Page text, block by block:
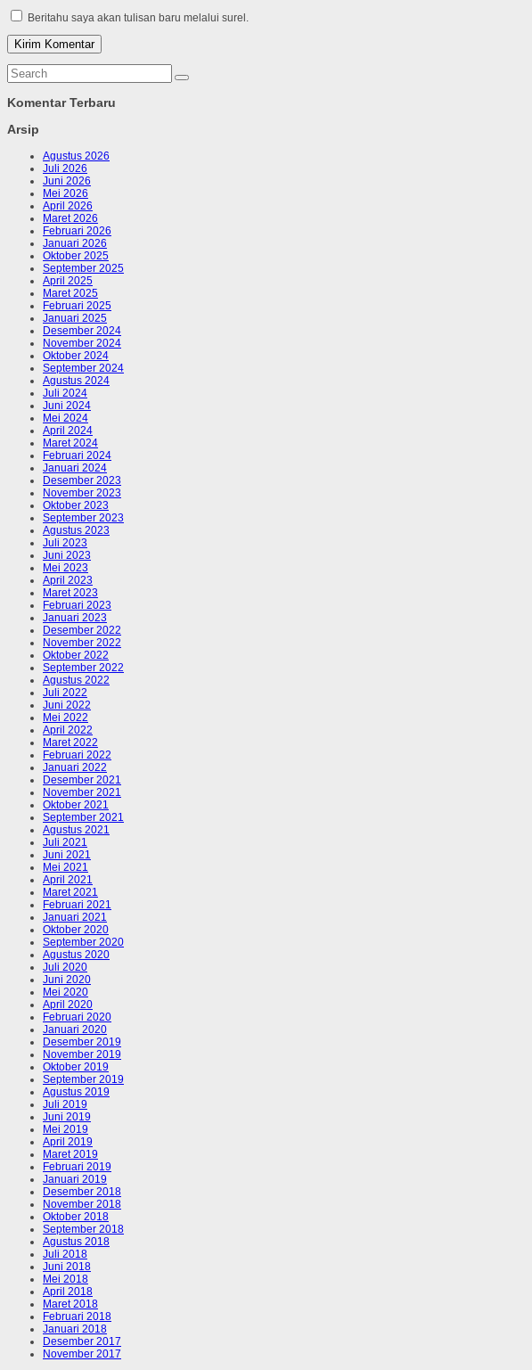
Beritahu saya akan tulisan baru melalui surel.
Komentar Terbaru
Arsip
Agustus 2026
Juli 2026
Juni 2026
Mei 2026
April 2026
Maret 2026
Februari 2026
Januari 2026
Oktober 2025
September 2025
April 2025
Maret 2025
Februari 2025
Januari 2025
Desember 2024
November 2024
Oktober 2024
September 2024
Agustus 2024
Juli 2024
Juni 2024
Mei 2024
April 2024
Maret 2024
Februari 2024
Januari 2024
Desember 2023
November 2023
Oktober 2023
September 2023
Agustus 2023
Juli 2023
Juni 2023
Mei 2023
April 2023
Maret 2023
Februari 2023
Januari 2023
Desember 2022
November 2022
Oktober 2022
September 2022
Agustus 2022
Juli 2022
Juni 2022
Mei 2022
April 2022
Maret 2022
Februari 2022
Januari 2022
Desember 2021
November 2021
Oktober 2021
September 2021
Agustus 2021
Juli 2021
Juni 2021
Mei 2021
April 2021
Maret 2021
Februari 2021
Januari 2021
Oktober 2020
September 2020
Agustus 2020
Juli 2020
Juni 2020
Mei 2020
April 2020
Februari 2020
Januari 2020
Desember 2019
November 2019
Oktober 2019
September 2019
Agustus 2019
Juli 2019
Juni 2019
Mei 2019
April 2019
Maret 2019
Februari 2019
Januari 2019
Desember 2018
November 2018
Oktober 2018
September 2018
Agustus 2018
Juli 2018
Juni 2018
Mei 2018
April 2018
Maret 2018
Februari 2018
Januari 2018
Desember 2017
November 2017